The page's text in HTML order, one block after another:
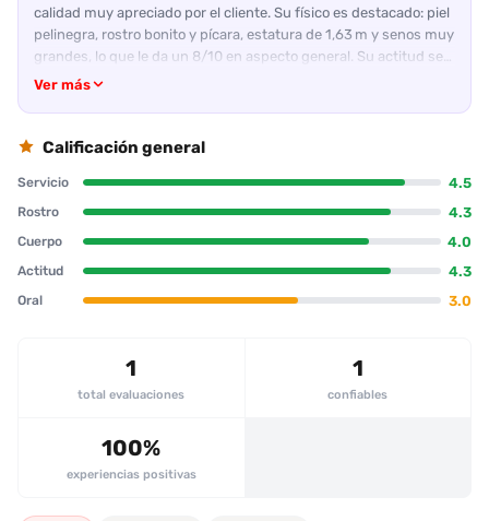
calidad muy apreciado por el cliente. Su físico es destacado: piel
pelinegra, rostro bonito y pícara, estatura de 1,63 m y senos muy
grandes, lo que le da un 8/10 en aspecto general. Su actitud se
describe como amable y pícara; el cliente sintió que la
servicios, la interacción fue fluida: la escort realizó un oral
placer, y concluyó con un clímax satisfactorio para el cliente. Los
aspectos positivos más relevantes son la actitud dispuesta, la
reportan problemas importantes ni conductas negativas,
aunque el cliente menciona que la escort no aceptó seguir
bailando después de la primera canción, lo que se percibe como
nivel de satisfacción entre clientes masculinos.
Ver más
Calificación general
Servicio 4.5
Rostro 4.3
Cuerpo 4.0
Actitud 4.3
Oral 3.0
1
total evaluaciones
1
confiables
100%
experiencias positivas